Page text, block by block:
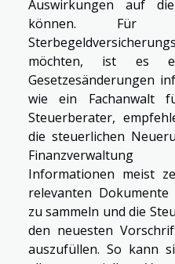
Auswirkungen auf
können. Für
möchten, ist es
Gesetzesänderungen
wie ein Fachanwalt
Steuerberater,
die steuerlichen
Informationen meist
relevanten
zu sammeln und die
den neuesten
auszufüllen. So kann